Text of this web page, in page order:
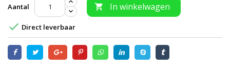
Aantal  In winkelwagen
 Direct leverbaar